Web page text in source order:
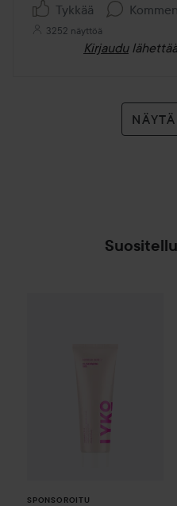
Tykkää
3252 näyttöä
Kirjaudu
SPONSOROITU